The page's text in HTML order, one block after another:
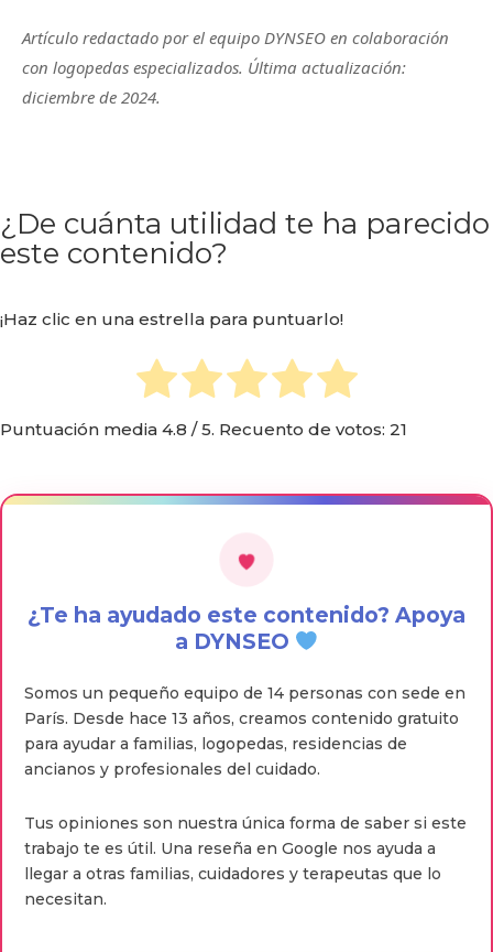
Artículo redactado por el equipo DYNSEO en colaboración
con logopedas especializados. Última actualización:
diciembre de 2024.
¿De cuánta utilidad te ha parecido
este contenido?
¡Haz clic en una estrella para puntuarlo!
Puntuación media 4.8 / 5. Recuento de votos: 21
¿Te ha ayudado este contenido? Apoya
a DYNSEO
Somos un pequeño equipo de 14 personas con sede en
París. Desde hace 13 años, creamos contenido gratuito
para ayudar a familias, logopedas, residencias de
ancianos y profesionales del cuidado.
Tus opiniones son nuestra única forma de saber si este
trabajo te es útil. Una reseña en Google nos ayuda a
llegar a otras familias, cuidadores y terapeutas que lo
necesitan.